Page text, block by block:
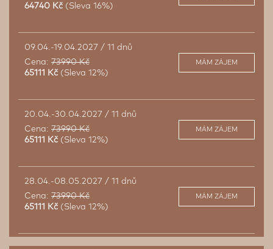
64740 Kč (Sleva 16%)
09.04.-19.04.2027 / 11 dnů
Cena: 73990 Kč
65111 Kč (Sleva 12%)
MÁM ZÁJEM
20.04.-30.04.2027 / 11 dnů
Cena: 73990 Kč
65111 Kč (Sleva 12%)
MÁM ZÁJEM
28.04.-08.05.2027 / 11 dnů
Cena: 73990 Kč
65111 Kč (Sleva 12%)
MÁM ZÁJEM